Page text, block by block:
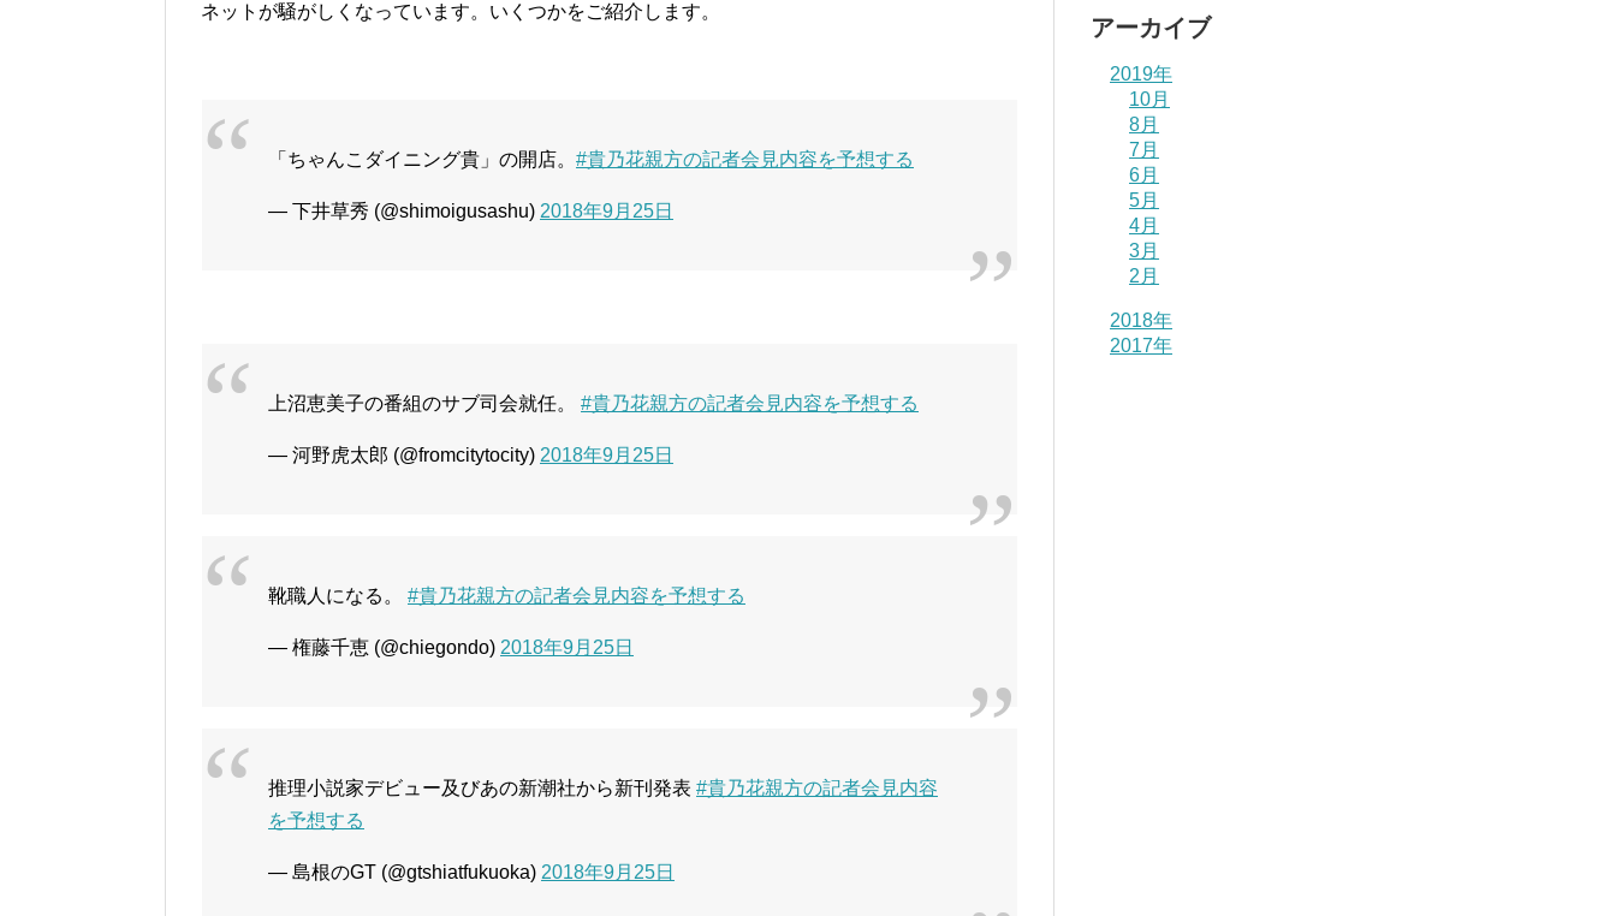
ネットが騒がしくなっています。いくつかをご紹介します。
「ちゃんこダイニング貴」の開店。 #貴乃花親方の記者会見内容を予想する
— 下井草秀 (@shimoigusashu) 2018年9月25日
上沼恵美子の番組のサブ司会就任。 #貴乃花親方の記者会見内容を予想する
— 河野虎太郎 (@fromcitytocity) 2018年9月25日
靴職人になる。 #貴乃花親方の記者会見内容を予想する
— 権藤千恵 (@chiegondo) 2018年9月25日
推理小説家デビュー及びあの新潮社から新刊発表 #貴乃花親方の記者会見内容
を予想する
— 島根のGT (@gtshiatfukuoka) 2018年9月25日
アーカイブ
2019年
10月
8月
7月
6月
5月
4月
3月
2月
2018年
2017年